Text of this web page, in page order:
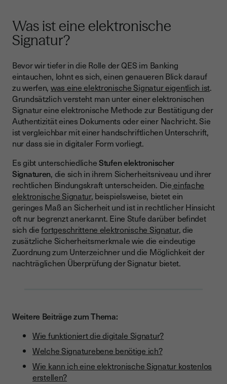
Was ist eine elektronische
Signatur?
Bevor wir tiefer in die Rolle der QES im Banking
eintauchen, lohnt es sich, einen genaueren Blick darauf
zu werfen, was eine elektronische Signatur eigentlich ist.
Grundsätzlich versteht man unter einer elektronischen
Signatur eine elektronische Methode zur Bestätigung der
Authentizität eines Dokuments oder einer Nachricht. Sie
ist vergleichbar mit einer handschriftlichen Unterschrift,
nur dass sie in digitaler Form vorliegt.
Es gibt unterschiedlicheStufen elektronischer
Signaturen, die sich in ihrem Sicherheitsniveau und ihrer
rechtlichen Bindungskraft unterscheiden. Dieeinfache
elektronische Signatur, beispielsweise, bietet ein
geringes Maß an Sicherheit und ist in rechtlicher Hinsicht
oft nur begrenzt anerkannt. Eine Stufe darüber befindet
sich diefortgeschrittene elektronische Signatur, die
zusätzliche Sicherheitsmerkmale wie die eindeutige
Zuordnung zum Unterzeichner und die Möglichkeit der
nachträglichen Überprüfung der Signatur bietet.
Weitere Beiträge zum Thema:
Wie funktioniert die digitale Signatur?
Welche Signaturebene benötige ich?
Wie kann ich eine elektronische Signatur kostenlos
erstellen?